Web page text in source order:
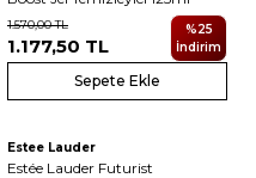
1.570,00TL
1.177,50 TL
%25
İndirim
Sepete Ekle
Yeni
3
Estee Lauder
Estée Lauder Futurist